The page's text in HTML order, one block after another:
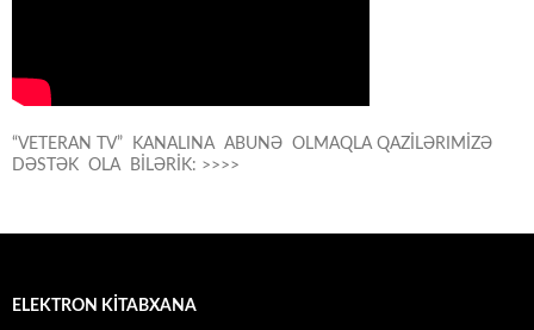
“VETERAN TV” KANALINA ABUNƏ OLMAQLA QAZİLƏRIMİZƏ
DƏSTƏK OLA BİLƏRİK: >>>>
ELEKTRON KİTABXANA